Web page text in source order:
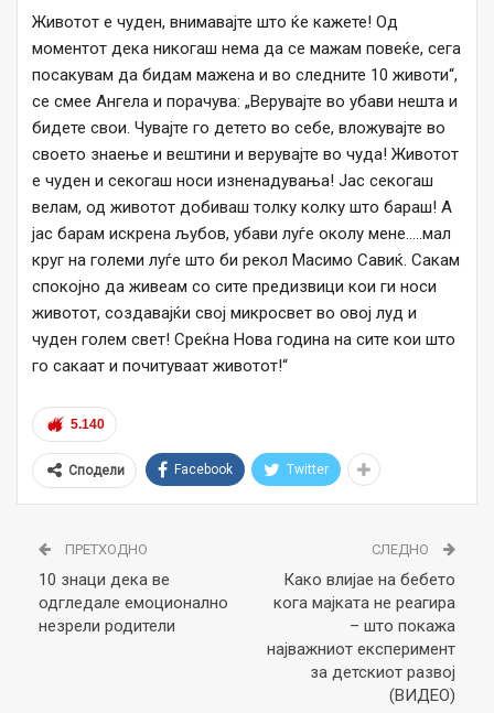
Животот е чуден, внимавајте што ќе кажете! Од
моментот дека никогаш нема да се мажам повеќе, сега
посакувам да бидам мажена и во следните 10 животи“,
се смее Ангела и порачува: „Верувајте во убави нешта и
бидете свои. Чувајте го детето во себе, вложувајте во
своето знаење и вештини и верувајте во чуда! Животот
е чуден и секогаш носи изненадувања! Јас секогаш
велам, од животот добиваш толку колку што бараш! А
јас барам искрена љубов, убави луѓе околу мене…..мал
круг на големи луѓе што би рекол Масимо Савиќ. Сакам
спокојно да живеам со сите предизвици кои ги носи
животот, создавајќи свој микросвет во овој луд и
чуден голем свет! Среќна Нова година на сите кои што
го сакаат и почитуваат животот!“
5.140
Сподели Facebook Twitter
ПРЕТХОДНО
10 знаци дека ве
одгледале емоционално
незрели родители
СЛЕДНО
Како влијае на бебето
кога мајката не реагира
– што покажа
најважниот експеримент
за детскиот развој
(ВИДЕО)